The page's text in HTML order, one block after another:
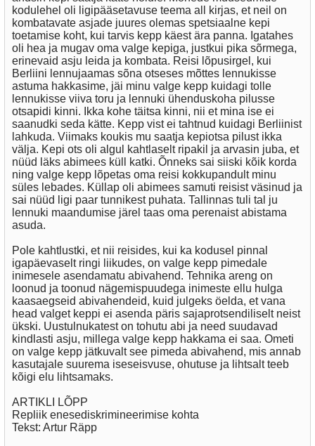
kodulehel oli ligipääsetavuse teema all kirjas, et neil on
kombatavate asjade juures olemas spetsiaalne kepi
toetamise koht, kui tarvis kepp käest ära panna. Igatahes
oli hea ja mugav oma valge kepiga, justkui pika sõrmega,
erinevaid asju leida ja kombata. Reisi lõpusirgel, kui
Berliini lennujaamas sõna otseses mõttes lennukisse
astuma hakkasime, jäi minu valge kepp kuidagi tolle
lennukisse viiva toru ja lennuki ühenduskoha pilusse
otsapidi kinni. Ikka kohe täitsa kinni, nii et mina ise ei
saanudki seda kätte. Kepp vist ei tahtnud kuidagi Berliinist
lahkuda. Viimaks koukis mu saatja kepiotsa pilust ikka
välja. Kepi ots oli algul kahtlaselt ripakil ja arvasin juba, et
nüüd läks abimees küll katki. Õnneks sai siiski kõik korda
ning valge kepp lõpetas oma reisi kokkupandult minu
süles lebades. Küllap oli abimees samuti reisist väsinud ja
sai nüüd ligi paar tunnikest puhata. Tallinnas tuli tal ju
lennuki maandumise järel taas oma perenaist abistama
asuda.
Pole kahtlustki, et nii reisides, kui ka kodusel pinnal
igapäevaselt ringi liikudes, on valge kepp pimedale
inimesele asendamatu abivahend. Tehnika areng on
loonud ja toonud nägemispuudega inimeste ellu hulga
kaasaegseid abivahendeid, kuid julgeks öelda, et vana
head valget keppi ei asenda päris sajaprotsendiliselt neist
ükski. Uustulnukatest on tohutu abi ja need suudavad
kindlasti asju, millega valge kepp hakkama ei saa. Ometi
on valge kepp jätkuvalt see pimeda abivahend, mis annab
kasutajale suurema iseseisvuse, ohutuse ja lihtsalt teeb
kõigi elu lihtsamaks.
ARTIKLI LÕPP
Repliik enesediskrimineerimise kohta
Tekst: Artur Räpp